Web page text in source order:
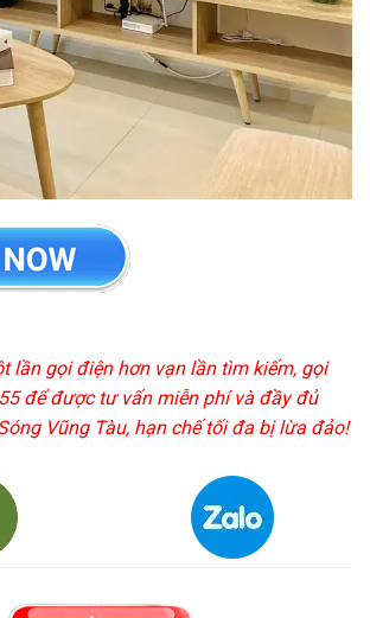
lần gọi điện hơn vạn lần tìm kiếm, gọi
để được tư vấn miễn phí và đầy đủ
Vũng Tàu, hạn chế tối đa bị lừa đảo!